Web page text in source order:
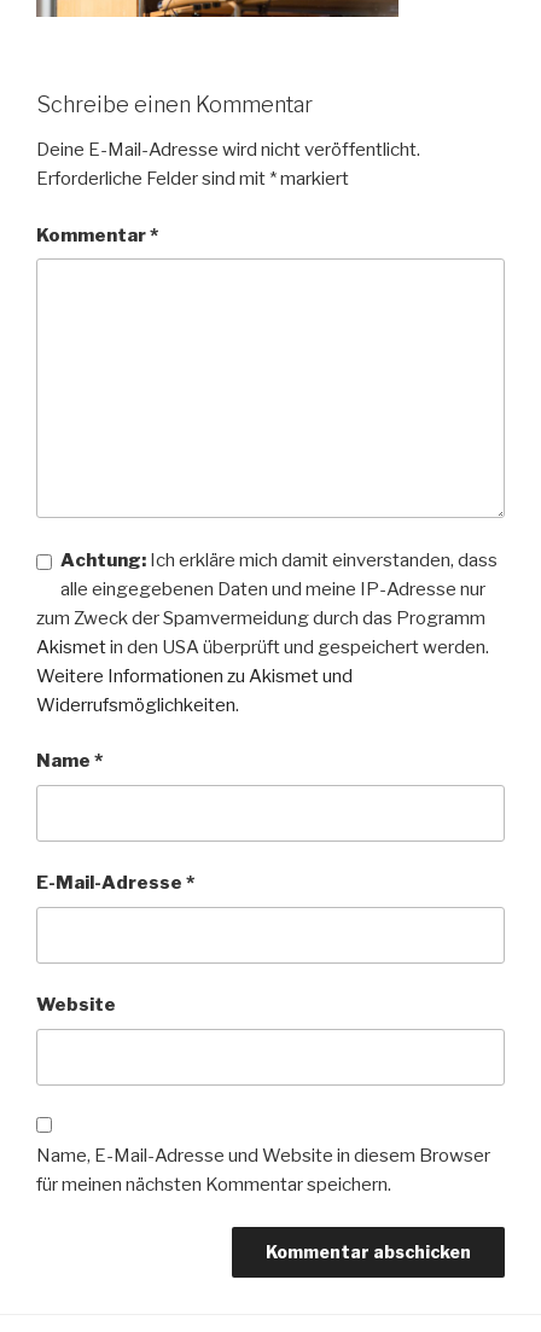
Schreibe einen Kommentar
Deine E-Mail-Adresse wird nicht veröffentlicht.
Erforderliche Felder sind mit *markiert
Kommentar*
Achtung: Ich erkläre mich damit einverstanden, dass
alle eingegebenen Daten und meine IP-Adresse nur
zum Zweck der Spamvermeidung durch das Programm
Akismetin den USA überprüft und gespeichert werden.
Weitere Informationen zu Akismet und
Widerrufsmöglichkeiten.
Name *
E-Mail-Adresse *
Website
Name, E-Mail-Adresse und Website in diesem Browser
für meinen nächsten Kommentar speichern.